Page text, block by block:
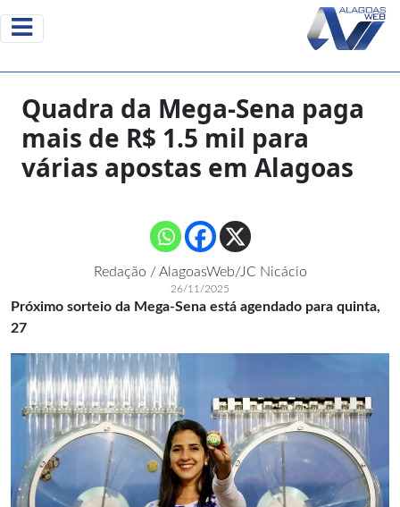
Quadra da Mega-Sena paga
mais de R$ 1.5 mil para
várias apostas em Alagoas
Redação / AlagoasWeb/JC Nicácio
26/11/2025
Próximo sorteio da Mega-Sena está agendado para quinta,
27